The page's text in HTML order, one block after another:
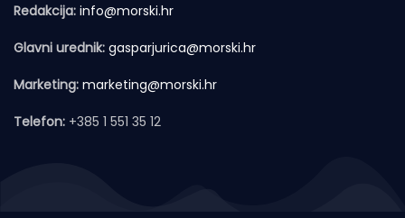
Redakcija: info@morski.hr
Glavni urednik: gasparjurica@morski.hr
Marketing: marketing@morski.hr
Telefon: +385 1 551 35 12